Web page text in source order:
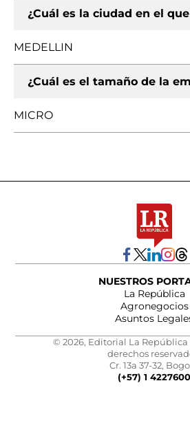
¿Cuál es la ciudad en el
MEDELLIN
¿Cuál es el tamaño de la
MICRO
NUESTROS
La República
Agronegocios
Asuntos
© 2026, Editorial La República
derechos
Cr. 13a 37-32,
(+57) 1 4227600